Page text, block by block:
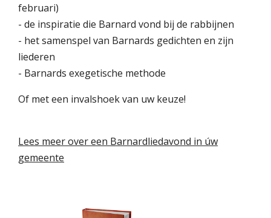
februari)
- de inspiratie die Barnard vond bij de rabbijnen
- het samenspel van Barnards gedichten en zijn
liederen
- Barnards exegetische methode
Of met een invalshoek van uw keuze!
Lees meer over een Barnardliedavond in úw
gemeente